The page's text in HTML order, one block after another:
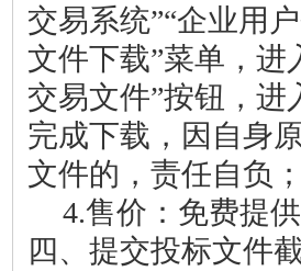
交易系统”“企业用
文件下载”菜单，进
交易文件”按钮 ， 进
完成下载 ，因自身
文件的， 责任自负；
4.售价：免费提供
四、 提交投标文件